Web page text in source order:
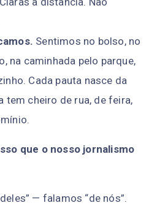
Sentimos no bolso, no
na caminhada pelo parque,
Cada pauta nasce da
tem cheiro de rua, de feira,
que o nosso jornalismo
— falamos “de nós”.